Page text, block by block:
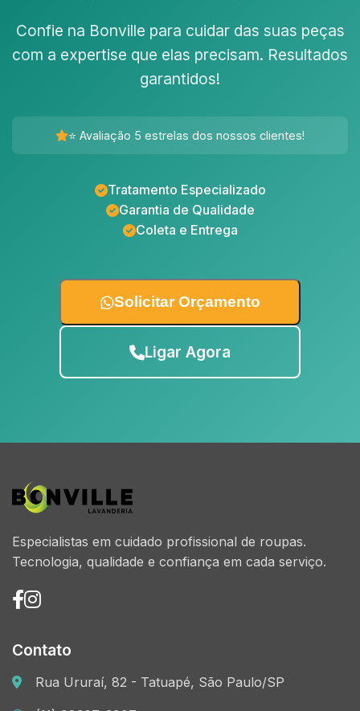
Confie na Bonville para cuidar das suas peças
com a expertise que elas precisam. Resultados
garantidos!
⭐ Avaliação 5 estrelas dos nossos clientes!
Tratamento Especializado
Garantia de Qualidade
Coleta e Entrega
Solicitar Orçamento
Ligar Agora
Especialistas em cuidado profissional de roupas.
Tecnologia, qualidade e confiança em cada serviço.
Contato
Rua Ururaí, 82 - Tatuapé, São Paulo/SP